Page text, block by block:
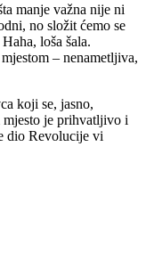
manje važna nije ni
no složit ćemo se
loša šala.
– nenametljiva,
koji se, jasno,
mjesto je prihvatljivo i
dio Revolucije vi